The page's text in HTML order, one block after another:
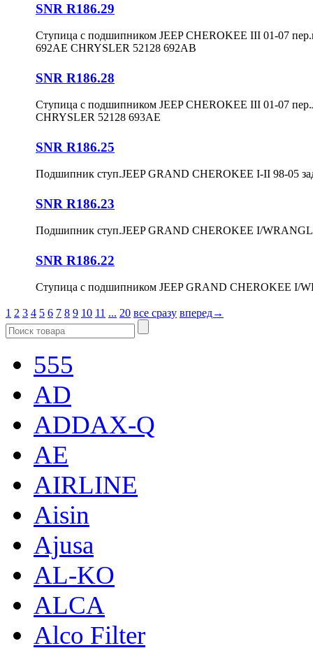
SNR R186.29
Ступица с подшипником JEEP CHEROKEE III 01-07
692AE CHRYSLER 52128 692AB
SNR R186.28
Ступица с подшипником JEEP CHEROKEE III 01-07
CHRYSLER 52128 693AE
SNR R186.25
Подшипник ступ.JEEP GRAND CHEROKEE I-II 98-05
SNR R186.23
Подшипник ступ.JEEP GRAND CHEROKEE I/
SNR R186.22
Ступица с подшипником JEEP GRAND CHEROKEE I/
1 2 3 4 5 6 7 8 9 10 11 ... 20 все сразу вперед→
555
AD
ADDAX-Q
AE
AIRLINE
Aisin
Ajusa
AL-KO
ALCA
Alco Filter